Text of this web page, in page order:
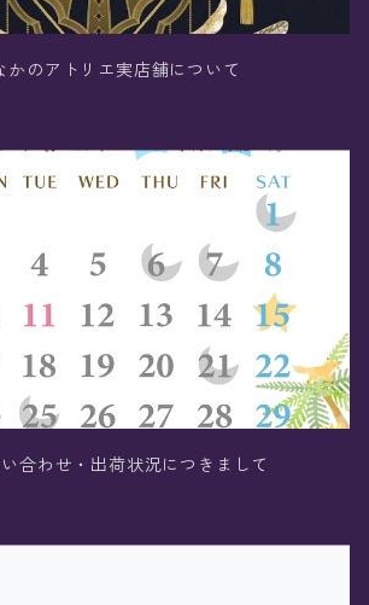
かのアトリエ実店舗について
合わせ・出荷状況につきまして